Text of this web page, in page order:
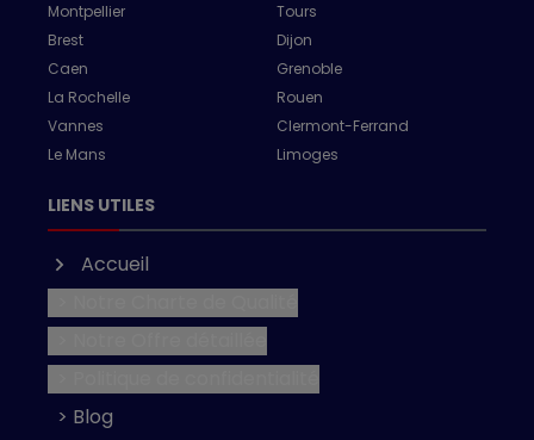
Montpellier
Tours
Brest
Dijon
Caen
Grenoble
La Rochelle
Rouen
Vannes
Clermont-Ferrand
Le Mans
Limoges
LIENS UTILES
Accueil
> Blog